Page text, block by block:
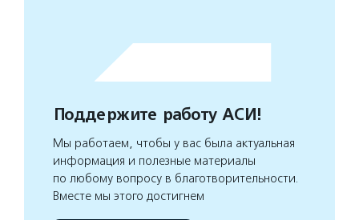
Поддержите работу АСИ!
Мы работаем, чтобы у вас была актуальная
информация и полезные материалы
по любому вопросу в благотворительности.
Вместе мы этого достигнем